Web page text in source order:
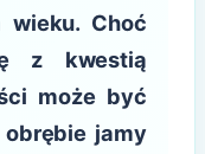
Choć
z kwestią
może być
obrębie jamy